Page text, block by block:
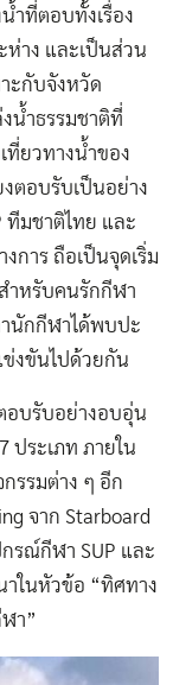
ำที่ตอบทั้งเรื่อง
ห่าง และเป็นส่วน
ะกับจังหวัด
น้ำธรรมชาติที่
ที่ยวทางน้ำของ
งตอบรับเป็นอย่าง
ทีมชาติไทย และ
การ ถือเป็นจุดเริ่ม
ำหรับคนรักกีฬา
นักกีฬาได้พบปะ
งขันไปด้วยกัน
อบรับอย่างอบอุ่น
ประเภท ภายใน
รรมต่าง ๆ อีก
จาก Starboard
รณ์กีฬา SUP และ
าในหัวข้อ “ทิศทาง
า”